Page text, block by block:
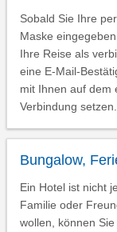
Sobald Sie Ihre
Maske
Ihre Reise als
eine E-Mail-
mit Ihnen auf dem
Verbindung setzen.
Bungalow,
Ein Hotel ist nicht
Familie oder
wollen, können